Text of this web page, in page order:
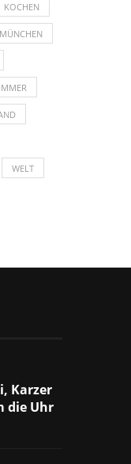
KOCHEN
MÜNCHEN
WELT
Karzer
die Uhr